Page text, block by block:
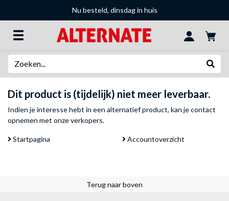
Nu besteld, dinsdag in huis
Dit product is (tijdelijk) niet meer leverbaar.
Indien je interesse hebt in een alternatief product, kan jecontact
opnemen met onze verkopers.
Startpagina Accountoverzicht
Terug naar boven